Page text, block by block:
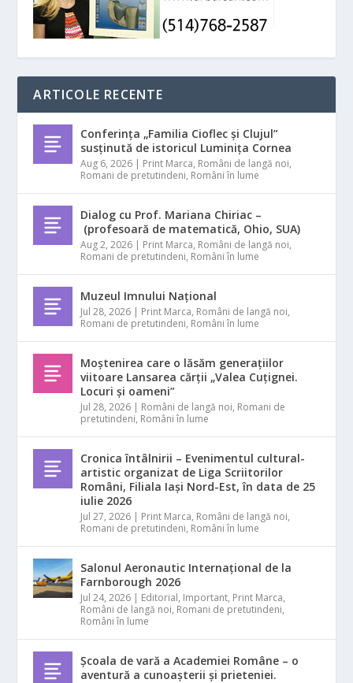
ARTICOLE RECENTE
Conferința „Familia Cioflec și Clujul”
susținută de istoricul Luminița Cornea
Aug 6, 2026 | Print Marca, Români de langă noi,
Romani de pretutindeni, Români în lume
Dialog cu Prof. Mariana Chiriac –
(profesoară de matematică, Ohio, SUA)
Aug 2, 2026 | Print Marca, Români de langă noi,
Romani de pretutindeni, Români în lume
Muzeul Imnului Național
Jul 28, 2026 | Print Marca, Români de langă noi,
Romani de pretutindeni, Români în lume
Moștenirea care o lăsăm generațiilor
viitoare Lansarea cărții „Valea Cuțignei.
Locuri și oameni”
Jul 28, 2026 | Români de langă noi, Romani de
pretutindeni, Români în lume
Cronica întâlnirii – Evenimentul cultural-
artistic organizat de Liga Scriitorilor
Români, Filiala Iași Nord-Est, în data de 25
iulie 2026
Jul 27, 2026 | Print Marca, Români de langă noi,
Romani de pretutindeni, Români în lume
Salonul Aeronautic Internațional de la
Farnborough 2026
Jul 24, 2026 | Editorial, Important, Print Marca,
Români de langă noi, Romani de pretutindeni,
Români în lume
Școala de vară a Academiei Române – o
aventură a cunoașterii și prieteniei.